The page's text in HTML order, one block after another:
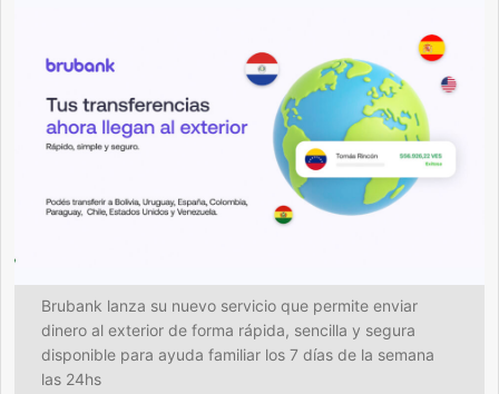
Brubank lanza su nuevo servicio que permite enviar
dinero al exterior de forma rápida, sencilla y segura
disponible para ayuda familiar los 7 días de la semana
las 24hs